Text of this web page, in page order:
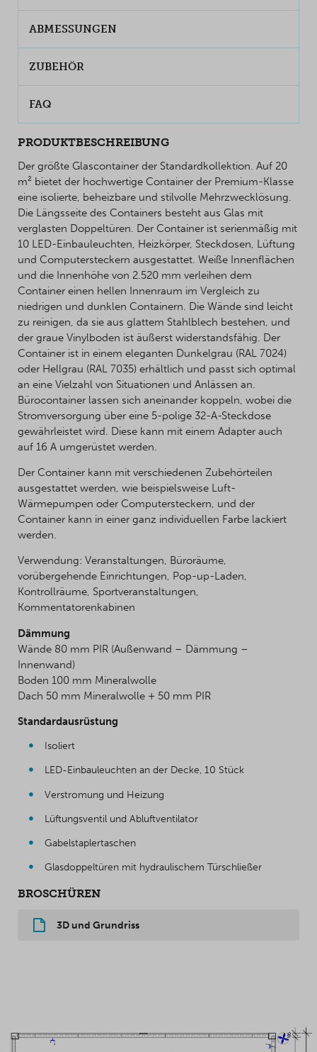
ABMESSUNGEN
ZUBEHÖR
FAQ
PRODUKTBESCHREIBUNG
Der größte Glascontainer der Standardkollektion. Auf 20
m² bietet der hochwertige Container der Premium-Klasse
eine isolierte, beheizbare und stilvolle Mehrzwecklösung.
Die Längsseite des Containers besteht aus Glas mit
verglasten Doppeltüren. Der Container ist serienmäßig mit
10 LED-Einbauleuchten, Heizkörper, Steckdosen, Lüftung
und Computersteckern ausgestattet. Weiße Innenflächen
und die Innenhöhe von 2.520 mm verleihen dem
Container einen hellen Innenraum im Vergleich zu
niedrigen und dunklen Containern. Die Wände sind leicht
zu reinigen, da sie aus glattem Stahlblech bestehen, und
der graue Vinylboden ist äußerst widerstandsfähig. Der
Container ist in einem eleganten Dunkelgrau (RAL 7024)
oder Hellgrau (RAL 7035) erhältlich und passt sich optimal
an eine Vielzahl von Situationen und Anlässen an.
Bürocontainer lassen sich aneinander koppeln, wobei die
Stromversorgung über eine 5-polige 32-A-Steckdose
gewährleistet wird. Diese kann mit einem Adapter auch
auf 16 A umgerüstet werden.
Der Container kann mit verschiedenen Zubehörteilen
ausgestattet werden, wie beispielsweise Luft-
Wärmepumpen oder Computersteckern, und der
Container kann in einer ganz individuellen Farbe lackiert
werden.
Verwendung: Veranstaltungen, Büroräume,
vorübergehende Einrichtungen, Pop-up-Laden,
Kontrollräume, Sportveranstaltungen,
Kommentatorenkabinen
Dämmung
Wände 80 mm PIR (Außenwand – Dämmung –
Innenwand)
Boden 100 mm Mineralwolle
Dach 50 mm Mineralwolle + 50 mm PIR
Standardausrüstung
Isoliert
LED-Einbauleuchten an der Decke, 10 Stück
Verstromung und Heizung
Lüftungsventil und Abluftventilator
Gabelstaplertaschen
Glasdoppeltüren mit hydraulischem Türschließer
BROSCHÜREN
3D und Grundriss